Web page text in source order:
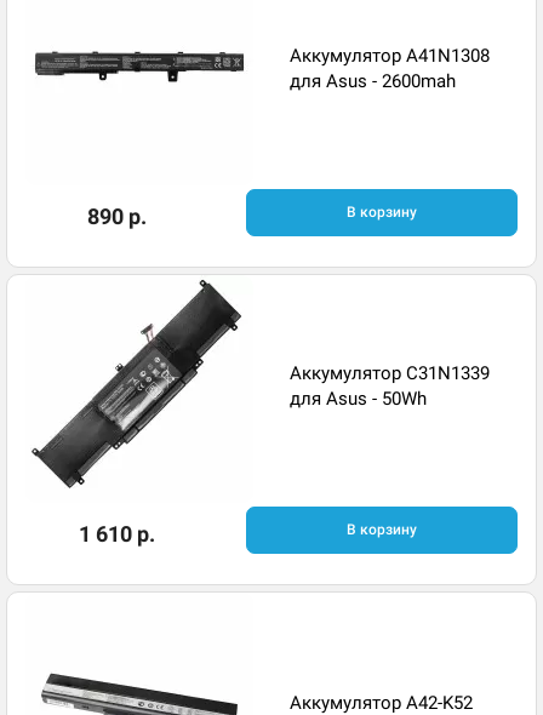
Аккумулятор A41N1308
для Asus - 2600mah
890 р. В корзину
Аккумулятор C31N1339
для Asus - 50Wh
1 610 р. В корзину
Аккумулятор A42-K52